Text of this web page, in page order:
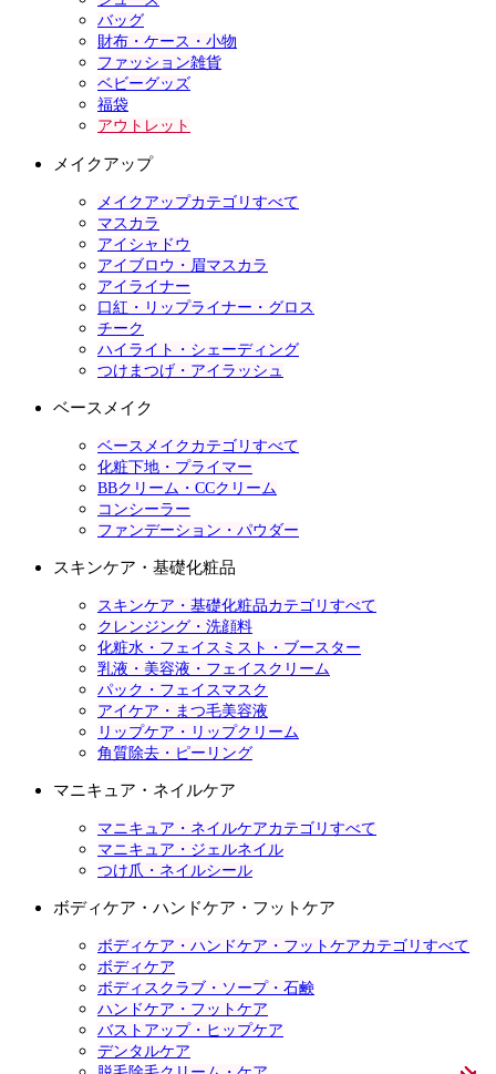
バッグ
財布・ケース・小物
ファッション雑貨
ベビーグッズ
福袋
アウトレット
メイクアップ
メイクアップカテゴリすべて
マスカラ
アイシャドウ
アイブロウ・眉マスカラ
アイライナー
口紅・リップライナー・グロス
チーク
ハイライト・シェーディング
つけまつげ・アイラッシュ
ベースメイク
ベースメイクカテゴリすべて
化粧下地・プライマー
BBクリーム・CCクリーム
コンシーラー
ファンデーション・パウダー
スキンケア・基礎化粧品
スキンケア・基礎化粧品カテゴリすべて
クレンジング・洗顔料
化粧水・フェイスミスト・ブースター
乳液・美容液・フェイスクリーム
パック・フェイスマスク
アイケア・まつ毛美容液
リップケア・リップクリーム
角質除去・ピーリング
マニキュア・ネイルケア
マニキュア・ネイルケアカテゴリすべて
マニキュア・ジェルネイル
つけ爪・ネイルシール
ボディケア・ハンドケア・フットケア
ボディケア・ハンドケア・フットケアカテゴリすべて
ボディケア
ボディスクラブ・ソープ・石鹸
ハンドケア・フットケア
バストアップ・ヒップケア
デンタルケア